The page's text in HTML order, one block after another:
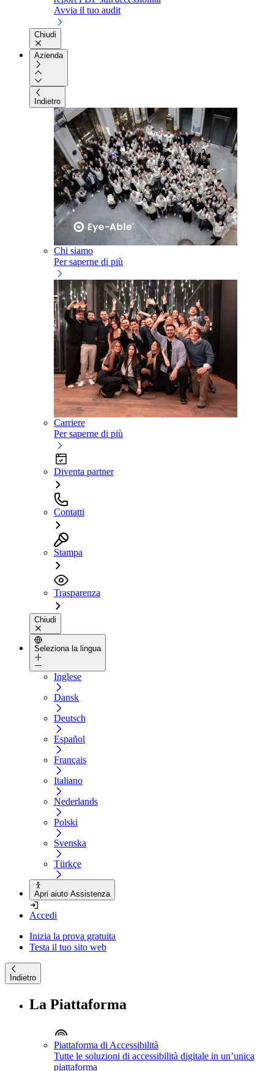
Avvia il tuo audit
Chiudi
Azienda
Indietro
Chi siamo
Per saperne di più
Carriere
Per saperne di più
Diventa partner
Contatti
Stampa
Trasparenza
Chiudi
Seleziona la lingua
Inglese
Dansk
Deutsch
Español
Français
Italiano
Nederlands
Polski
Svenska
Türkçe
Apri aiuto Assistenza
Accedi
Inizia la prova gratuita
Testa il tuo sito web
Indietro
La Piattaforma
Piattaforma di Accessibilità
Tutte le soluzioni di accessibilità digitale in un’unica
piattaforma